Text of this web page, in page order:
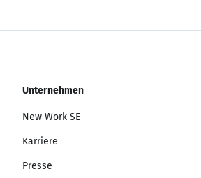
Unternehmen
New Work SE
Karriere
Presse